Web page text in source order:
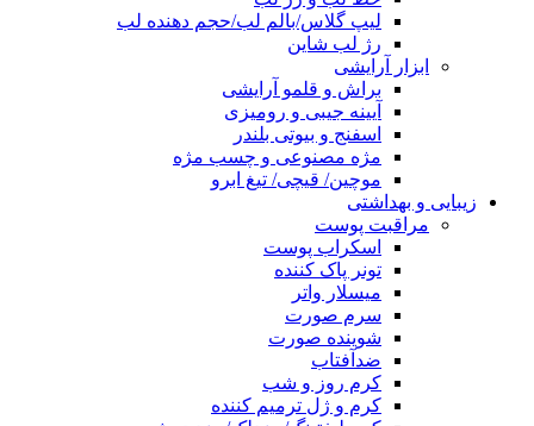
لیپ گلاس/بالم لب/حجم دهنده لب
رژ لب شاین
ابزار آرایشی
براش و قلمو آرایشی
آیینه جیبی و رومیزی
اسفنج و بیوتی بلندر
مژه مصنوعی و چسب مژه
موچین/ قیچی/ تیغ ابرو
زیبایی و بهداشتی
مراقبت پوست
اسکراب پوست
تونر پاک کننده
میسلار واتر
سرم صورت
شوینده صورت
ضدآفتاب
کرم روز و شب
کرم و ژل ترمیم کننده